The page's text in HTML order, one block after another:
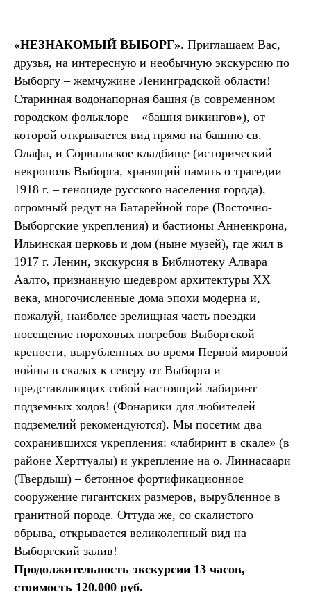
«НЕЗНАКОМЫЙ ВЫБОРГ». Приглашаем Вас,
друзья, на интересную и необычную экскурсию по
Выборгу – жемчужине Ленинградской области!
Старинная водонапорная башня (в современном
городском фольклоре – «башня викингов»), от
которой открывается вид прямо на башню св.
Олафа, и Сорвальское кладбище (исторический
некрополь Выборга, хранящий память о трагедии
1918 г. – геноциде русского населения города),
огромный редут на Батарейной горе (Восточно-
Выборгские укрепления) и бастионы Анненкрона,
Ильинская церковь и дом (ныне музей), где жил в
1917 г. Ленин, экскурсия в Библиотеку Алвара
Аалто, признанную шедевром архитектуры XX
века, многочисленные дома эпохи модерна и,
пожалуй, наиболее зрелищная часть поездки –
посещение пороховых погребов Выборгской
крепости, вырубленных во время Первой мировой
войны в скалах к северу от Выборга и
представляющих собой настоящий лабиринт
подземных ходов! (Фонарики для любителей
подземелий рекомендуются). Мы посетим два
сохранившихся укрепления: «лабиринт в скале» (в
районе Херттуалы) и укрепление на о. Линнасаари
(Твердыш) – бетонное фортификационное
сооружение гигантских размеров, вырубленное в
гранитной породе. Оттуда же, со скалистого
обрыва, открывается великолепный вид на
Выборгский залив!
Продолжительность экскурсии 13 часов,
стоимость 120.000 руб.